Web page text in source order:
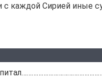
каждой Сирией иные